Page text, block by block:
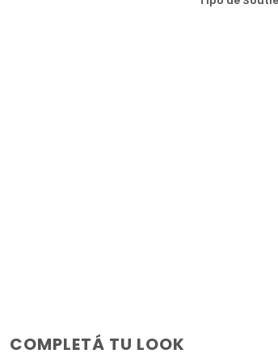
COMPLETÁ TU LOOK